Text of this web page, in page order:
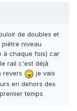
de doubles et
niveau
à chaque fois) car
rail c'est déjà
revers
je vais
en dehors des
temps